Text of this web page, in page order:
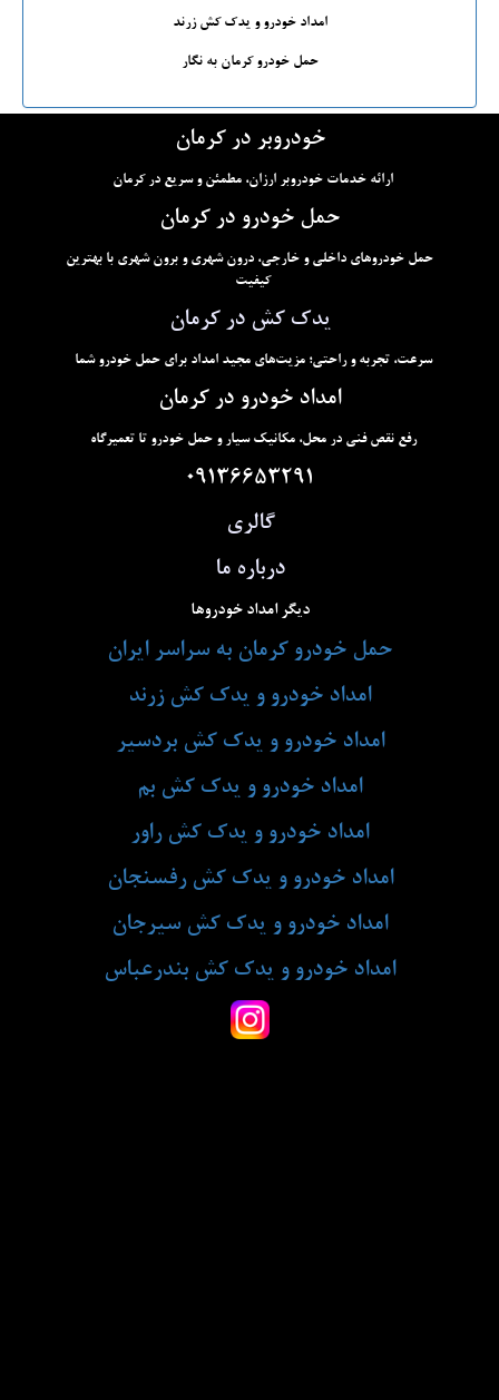
امداد خودرو و یدک کش زرند
حمل خودرو کرمان به نگار
خودروبر در کرمان
ارائه خدمات خودروبر ارزان، مطمئن و سریع در کرمان
حمل خودرو در کرمان
حمل خودروهای داخلی و خارجی، درون شهری و برون شهری با بهترین
کیفیت
یدک کش در کرمان
سرعت، تجربه و راحتی؛ مزیت‌های مجید امداد برای حمل خودرو شما
امداد خودرو در کرمان
رفع نقص فنی در محل، مکانیک سیار و حمل خودرو تا تعمیرگاه
09136653291
گالری
درباره ما
دیگر امداد خودروها
حمل خودرو کرمان به سراسر ایران
امداد خودرو و یدک کش زرند
امداد خودرو و یدک کش بردسیر
امداد خودرو و یدک کش بم
امداد خودرو و یدک کش راور
امداد خودرو و یدک کش رفسنجان
امداد خودرو و یدک کش سیرجان
امداد خودرو و یدک کش بندرعباس